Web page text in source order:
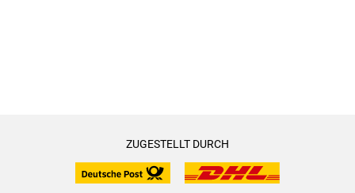
ZUGESTELLT DURCH